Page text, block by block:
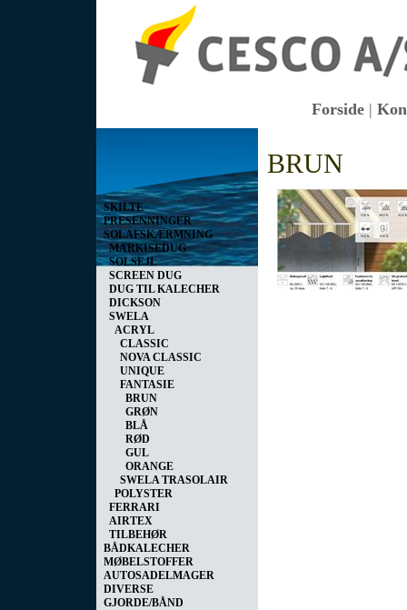
Forside |
SKILTE
PRESENNINGER
SOLAFSKÆRMNING
MARKISEDUG
SOLSEJL
SCREEN DUG
DUG TIL KALECHER
DICKSON
SWELA
ACRYL
CLASSIC
NOVA CLASSIC
UNIQUE
FANTASIE
BRUN
GRØN
BLÅ
RØD
GUL
ORANGE
SWELA TRASOLAIR
POLYSTER
FERRARI
AIRTEX
TILBEHØR
BÅDKALECHER
MØBELSTOFFER
AUTOSADELMAGER
DIVERSE
GJORDE/BÅND
BRUN